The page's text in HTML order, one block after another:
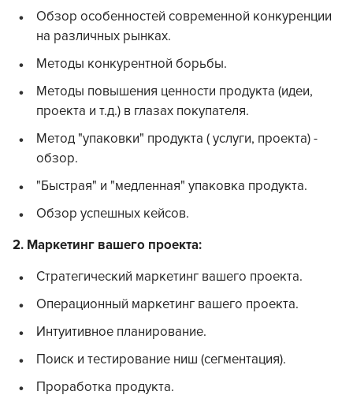
Обзор особенностей современной конкуренции
на различных рынках.
Методы конкурентной борьбы.
Методы повышения ценности продукта (идеи,
проекта и т.д.) в глазах покупателя.
Метод "упаковки" продукта ( услуги, проекта) -
обзор.
"Быстрая" и "медленная" упаковка продукта.
Обзор успешных кейсов.
2. Маркетинг вашего проекта:
Стратегический маркетинг вашего проекта.
Операционный маркетинг вашего проекта.
Интуитивное планирование.
Поиск и тестирование ниш (сегментация).
Проработка продукта.